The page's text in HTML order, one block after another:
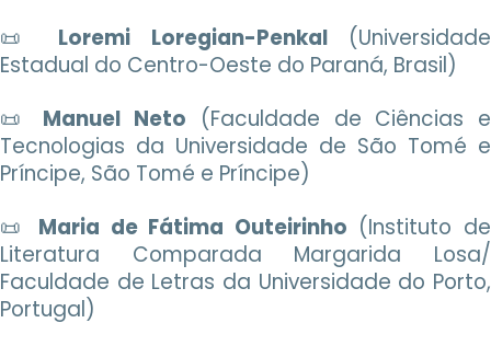
📜 Loremi Loregian-Penkal(Universidade
Estadual do Centro-Oeste do Paraná, Brasil)
📜 Manuel Neto (Faculdade de Ciências e
Tecnologias da Universidade de São Tomé e
Príncipe, São Tomé e Príncipe)
📜 Maria de Fátima Outeirinho (Instituto de
Literatura Comparada Margarida Losa/
Faculdade de Letras da Universidade do Porto,
Portugal)